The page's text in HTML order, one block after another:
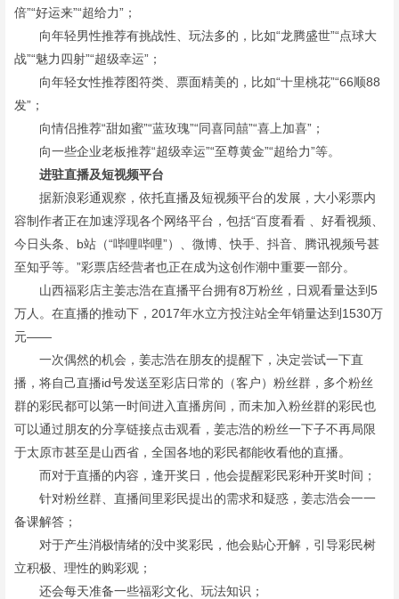
倍”“好运来”“超给力”；
向年轻男性推荐有挑战性、玩法多的，比如“龙腾盛世”“点球大
战”“魅力四射”“超级幸运”；
向年轻女性推荐图符类、票面精美的，比如“十里桃花”“66顺88
发”；
向情侣推荐“甜如蜜”“蓝玫瑰”“同喜同囍”“喜上加喜”；
向一些企业老板推荐“超级幸运”“至尊黄金”“超给力”等。
进驻直播及短视频平台
据新浪彩通观察，依托直播及短视频平台的发展，大小彩票内
容制作者正在加速浮现各个网络平台，包括“百度看看 、好看视频、
今日头条、b站（“哔哩哔哩”）、微博、快手、抖音、腾讯视频号甚
至知乎等。”彩票店经营者也正在成为这创作潮中重要一部分。
山西福彩店主姜志浩在直播平台拥有8万粉丝，日观看量达到5
万人。在直播的推动下，2017年水立方投注站全年销量达到1530万
元——
一次偶然的机会，姜志浩在朋友的提醒下，决定尝试一下直
播，将自己直播id号发送至彩店日常的（客户）粉丝群，多个粉丝
群的彩民都可以第一时间进入直播房间，而未加入粉丝群的彩民也
可以通过朋友的分享链接点击观看，姜志浩的粉丝一下子不再局限
于太原市甚至是山西省，全国各地的彩民都能收看他的直播。
而对于直播的内容，逢开奖日，他会提醒彩民彩种开奖时间；
针对粉丝群、直播间里彩民提出的需求和疑惑，姜志浩会一一
备课解答；
对于产生消极情绪的没中奖彩民，他会贴心开解，引导彩民树
立积极、理性的购彩观；
还会每天准备一些福彩文化、玩法知识；